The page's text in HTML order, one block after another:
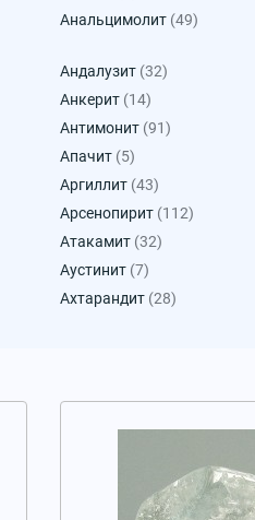
Анальцимолит (49)
Андалузит (32)
Анкерит (14)
Антимонит (91)
Апачит (5)
Аргиллит (43)
Арсенопирит (112)
Атакамит (32)
Аустинит (7)
Ахтарандит (28)